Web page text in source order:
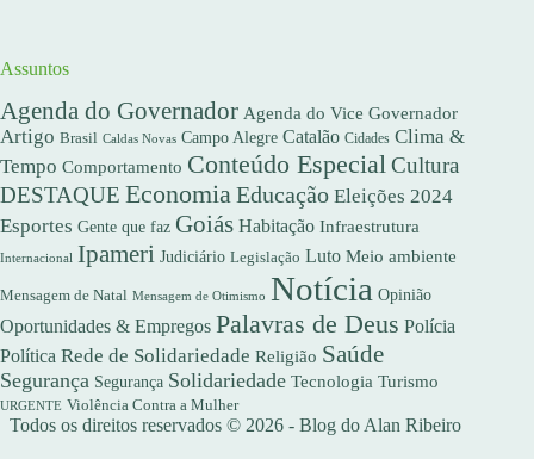
Assuntos
Agenda do Governador Agenda do Vice Governador
Artigo Brasil Caldas Novas Campo Alegre Catalão Cidades Clima &
Tempo Comportamento Conteúdo EspecialCultura
DESTAQUE EconomiaEducação Eleições 2024
Esportes Gente que faz Goiás Habitação Infraestrutura
Internacional Ipameri Judiciário Legislação Luto Meio ambiente
Mensagem de Natal Mensagem de Otimismo Notícia Opinião
Oportunidades & Empregos Palavras de Deus Polícia
Política Rede de Solidariedade Religião Saúde
Segurança Segurança Solidariedade Tecnologia Turismo
URGENTE Violência Contra a Mulher
Todos os direitos reservados © 2026 - Blog do Alan Ribeiro